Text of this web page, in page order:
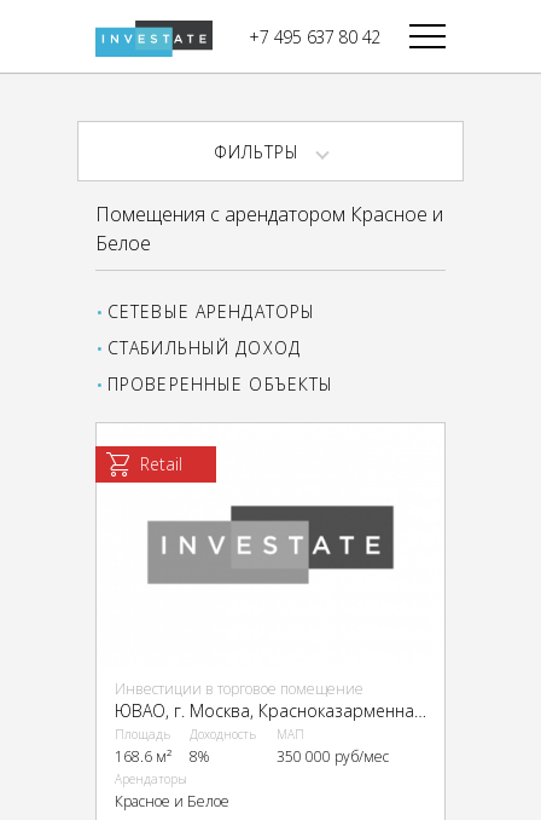
+7 495 637 80 42
Дикси
Магнолия
В башне
Запад
Башня Федерация-I
Восток
Город Столиц,
Южный блок
ФИЛЬТРЫ
Помещения с арендатором Красное и
Белое
СЕТЕВЫЕ АРЕНДАТОРЫ
СТАБИЛЬНЫЙ ДОХОД
ПРОВЕРЕННЫЕ ОБЪЕКТЫ
Retail
Инвестиции в торговое помещение
ЮВАО, г. Москва, Красноказарменная ул., 23
Площадь
168.6 м²
Доходность
8%
МАП
350 000 руб/мес
Арендаторы
Красное и Белое